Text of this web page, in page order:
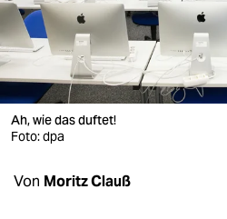
wahrheit
verlag
verlag
veranstaltungen
shop
Ah, wie das duftet!
Foto: dpa
Von Moritz Clauß